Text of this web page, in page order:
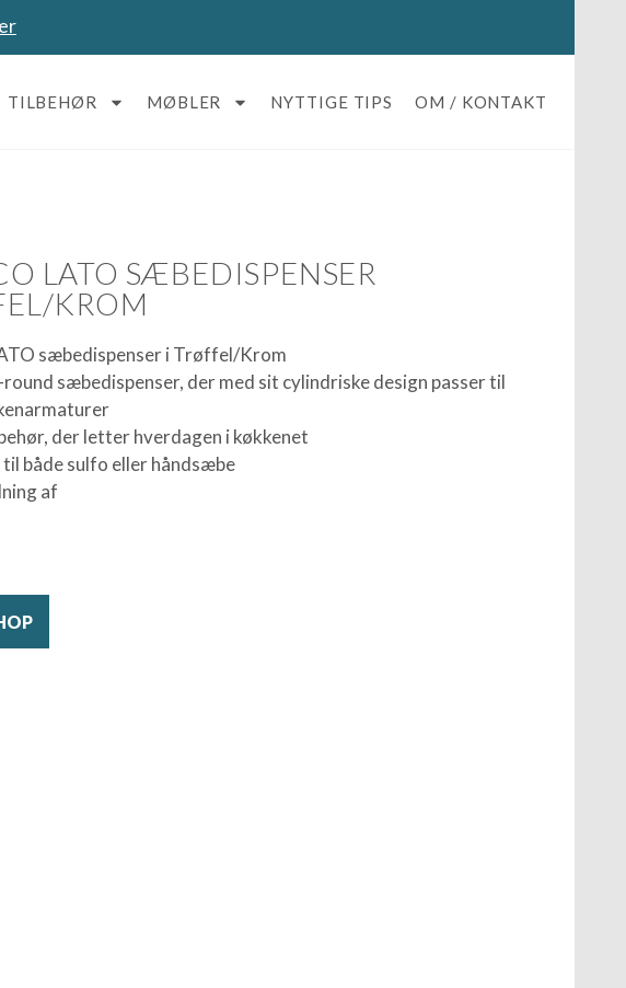
TILBEHØR MØBLER NYTTIGE TIPS OM / KONTAKT
LATO SÆBEDISPENSER
KROM
sæbedispenser i Trøffel/Krom
sæbedispenser, der med sit cylindriske design passer til
der letter hverdagen i køkkenet
til både sulfo eller håndsæbe
af